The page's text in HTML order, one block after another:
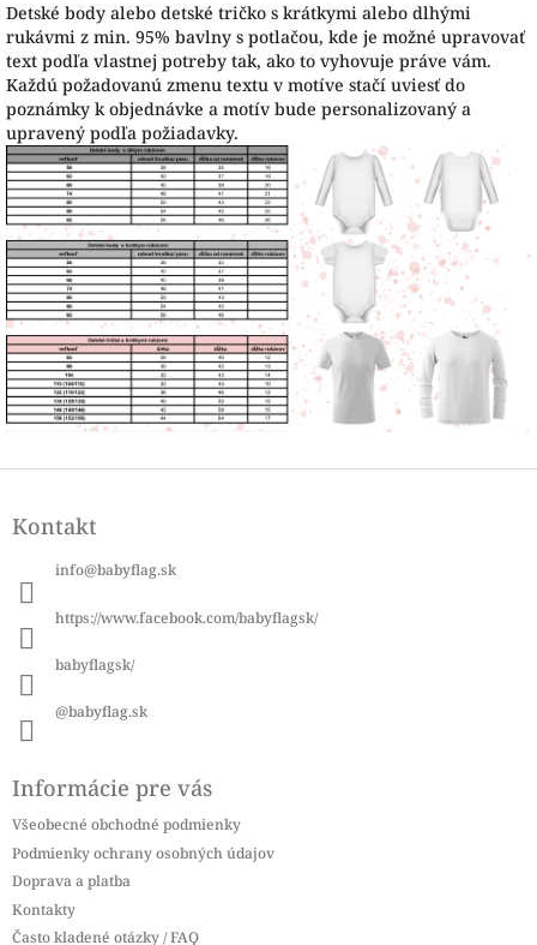
Detské body alebo detské tričko s krátkymi alebo dlhými
rukávmi z min. 95% bavlny s potlačou, kde je možné upravovať
text podľa vlastnej potreby tak, ako to vyhovuje práve vám.
Každú požadovanú zmenu textu v motíve stačí uviesť do
poznámky k objednávke a motív bude personalizovaný a
upravený podľa požiadavky.
pKontakt
info@babyflag.sk
https://www.facebook.com/babyflagsk/
babyflagsk/
@babyflag.sk
Informácie pre vás
Všeobecné obchodné podmienky
Podmienky ochrany osobných údajov
Doprava a platba
Kontakty
Často kladené otázky / FAQ